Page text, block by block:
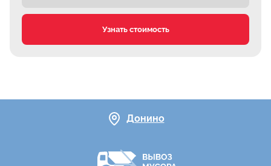
Узнать стоимость
Донино